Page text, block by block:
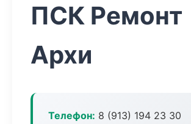
ПСК Ремонт
Архи
Телефон: 8 (913) 194 23 30